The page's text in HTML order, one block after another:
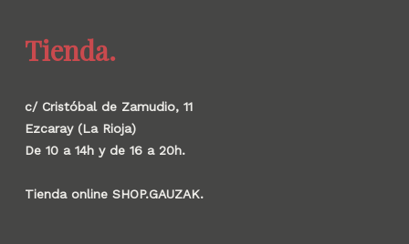
Tienda.
c/ Cristóbal de Zamudio, 11
Ezcaray (La Rioja)
De 10 a 14h y de 16 a 20h.
Tienda online SHOP.GAUZAK.